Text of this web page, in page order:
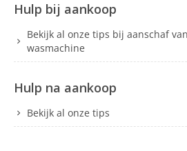
Hulp bij aankoop
Bekijk al onze tips bij aanschaf
wasmachine
Hulp na aankoop
Bekijk al onze tips